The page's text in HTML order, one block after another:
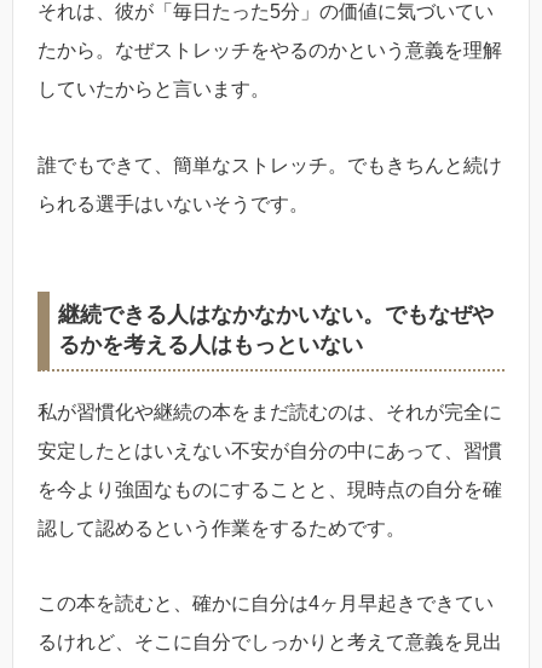
それは、彼が「毎日たった5分」の価値に気づいてい
たから。なぜストレッチをやるのかという意義を理解
していたからと言います。
誰でもできて、簡単なストレッチ。でもきちんと続け
られる選手はいないそうです。
継続できる人はなかなかいない。でもなぜや
るかを考える人はもっといない
私が習慣化や継続の本をまだ読むのは、それが完全に
安定したとはいえない不安が自分の中にあって、習慣
を今より強固なものにすることと、現時点の自分を確
認して認めるという作業をするためです。
この本を読むと、確かに自分は4ヶ月早起きできてい
るけれど、そこに自分でしっかりと考えて意義を見出